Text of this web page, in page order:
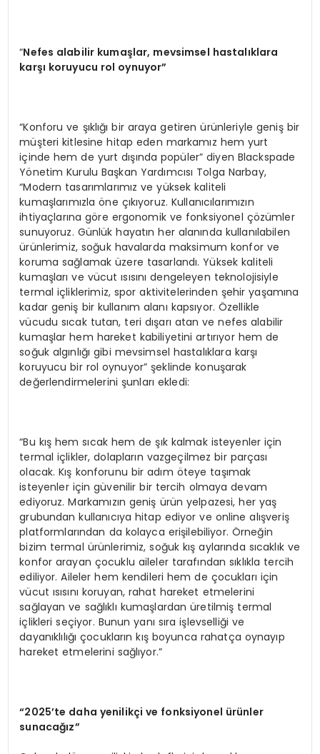
“Nefes alabilir kumaşlar, mevsimsel hastalıklara
karşı koruyucu rol oynuyor”
“Konforu ve şıklığı bir araya getiren ürünleriyle geniş bir
müşteri kitlesine hitap eden markamız hem yurt
içinde hem de yurt dışında popüler” diyen Blackspade
Yönetim Kurulu Başkan Yardımcısı Tolga Narbay,
“Modern tasarımlarımız ve yüksek kaliteli
kumaşlarımızla öne çıkıyoruz. Kullanıcılarımızın
ihtiyaçlarına göre ergonomik ve fonksiyonel çözümler
sunuyoruz. Günlük hayatın her alanında kullanılabilen
ürünlerimiz, soğuk havalarda maksimum konfor ve
koruma sağlamak üzere tasarlandı. Yüksek kaliteli
kumaşları ve vücut ısısını dengeleyen teknolojisiyle
termal içliklerimiz, spor aktivitelerinden şehir yaşamına
kadar geniş bir kullanım alanı kapsıyor. Özellikle
vücudu sıcak tutan, teri dışarı atan ve nefes alabilir
kumaşlar hem hareket kabiliyetini artırıyor hem de
soğuk algınlığı gibi mevsimsel hastalıklara karşı
koruyucu bir rol oynuyor” şeklinde konuşarak
değerlendirmelerini şunları ekledi:
“Bu kış hem sıcak hem de şık kalmak isteyenler için
termal içlikler, dolapların vazgeçilmez bir parçası
olacak. Kış konforunu bir adım öteye taşımak
isteyenler için güvenilir bir tercih olmaya devam
ediyoruz. Markamızın geniş ürün yelpazesi, her yaş
grubundan kullanıcıya hitap ediyor ve online alışveriş
platformlarından da kolayca erişilebiliyor. Örneğin
bizim termal ürünlerimiz, soğuk kış aylarında sıcaklık ve
konfor arayan çocuklu aileler tarafından sıklıkla tercih
ediliyor. Aileler hem kendileri hem de çocukları için
vücut ısısını koruyan, rahat hareket etmelerini
sağlayan ve sağlıklı kumaşlardan üretilmiş termal
içlikleri seçiyor. Bunun yanı sıra işlevselliği ve
dayanıklılığı çocukların kış boyunca rahatça oynayıp
hareket etmelerini sağlıyor.”
“2025’te daha yenilikçi ve fonksiyonel ürünler
sunacağız”